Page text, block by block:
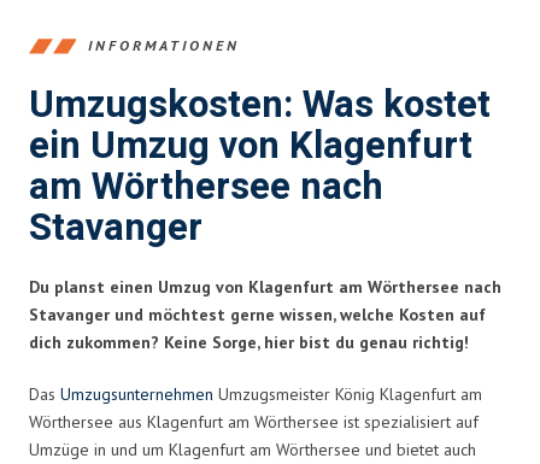
INFORMATIONEN
Umzugskosten: Was kostet
ein Umzug von Klagenfurt
am Wörthersee nach
Stavanger
Du planst einen Umzug von Klagenfurt am Wörthersee nach
Stavanger und möchtest gerne wissen, welche Kosten auf
dich zukommen? Keine Sorge, hier bist du genau richtig!
Das Umzugsunternehmen Umzugsmeister König Klagenfurt am
Wörthersee aus Klagenfurt am Wörthersee ist spezialisiert auf
Umzüge in und um Klagenfurt am Wörthersee und bietet auch